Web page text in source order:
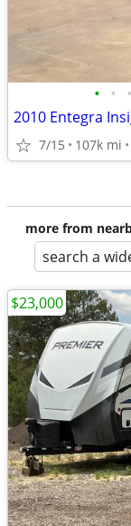
• • •
2010 Entegra
7/15 107k mi
more from
search a
$23,000